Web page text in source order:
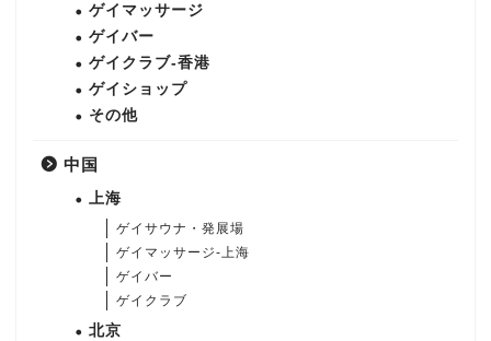
ゲイマッサージ
ゲイバー
ゲイクラブ-香港
ゲイショップ
その他
中国
上海
ゲイサウナ・発展場
ゲイマッサージ-上海
ゲイバー
ゲイクラブ
北京